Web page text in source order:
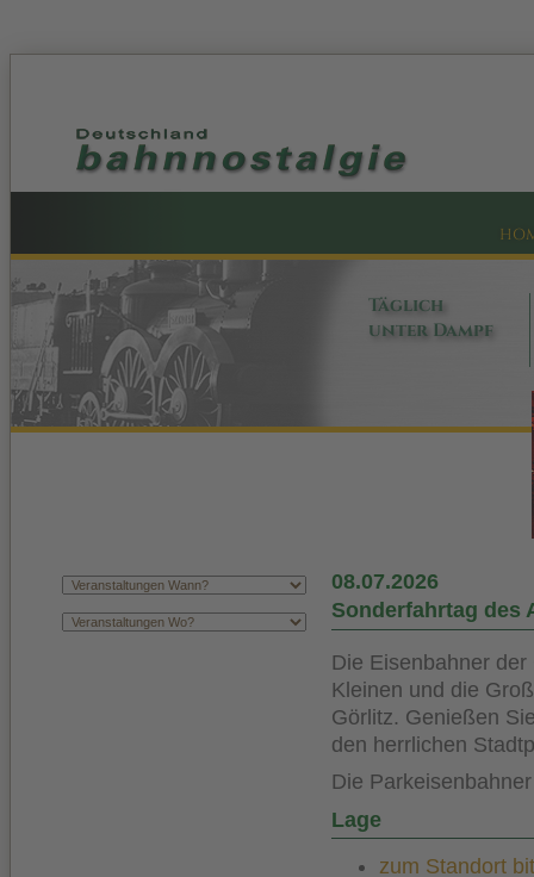
Täglich
unter Dampf
08.07.2026
Sonderfahrtag des
Die Eisenbahner
Kleinen und die
Görlitz. Genießen
den herrlichen
Die
Lage
zum Standort